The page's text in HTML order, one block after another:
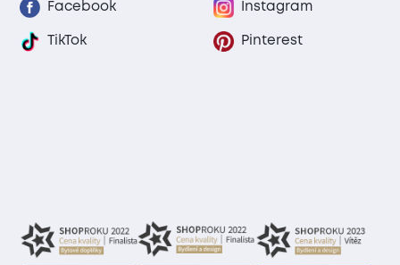
Facebook Instagram
TikTok Pinterest